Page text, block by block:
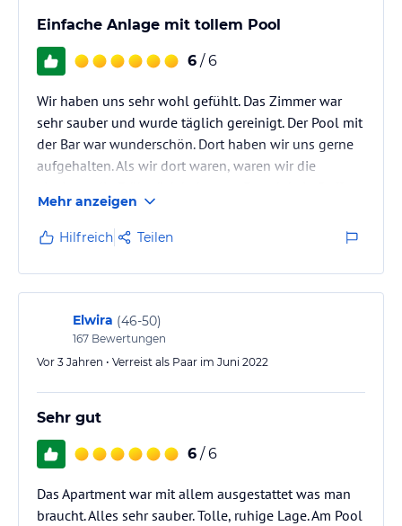
Einfache Anlage mit tollem Pool
6 / 6
Wir haben uns sehr wohl gefühlt. Das Zimmer war
sehr sauber und wurde täglich gereinigt. Der Pool mit
der Bar war wunderschön. Dort haben wir uns gerne
aufgehalten. Als wir dort waren, waren wir die
sondern wir bekamen es nach unseren Wünschen an
der Poolbar zubereitet. Nach mediterraner Sitte nicht
vor 9.30 Uhr. Es ist sehr familiär und man kann sich
gut mit dem Personal unterhalten.
Mehr anzeigen
Hilfreich Teilen
Elwira (46-50)
167 Bewertungen
Vor 3 Jahren • Verreist als Paar im Juni 2022
Sehr gut
6 / 6
Das Apartment war mit allem ausgestattet was man
braucht. Alles sehr sauber. Tolle, ruhige Lage. Am Pool